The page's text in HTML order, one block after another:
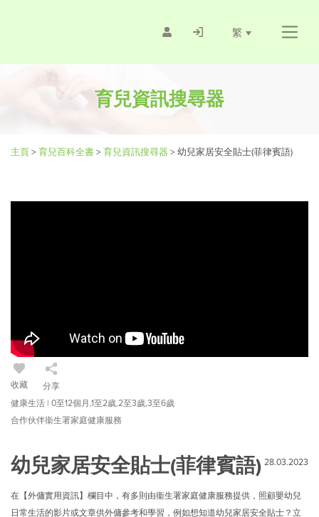
繁
育兒資訊搜尋器
主頁> 育兒百科全書> 育兒資訊搜尋器 > 幼兒家居安全貼士(菲律賓語)
收藏
分享
健康生活 | 0至12個月,1至2歲,2至3歲,3至6歲
合作伙伴衞生署家庭健康服務
幼兒家居安全貼士(菲律賓語) 28.03.2023
在【外傭實用資訊】欄目中，有多則由衞生署家庭健康服務提供，照顧嬰幼兒
日常生活的影片或文章供外傭參考和學習，例如想知道幼兒家居安全貼士？立